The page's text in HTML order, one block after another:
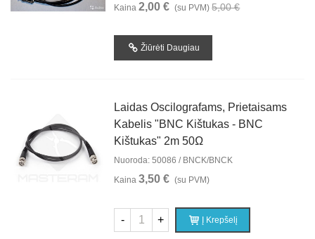
Kaina2,00 € (su PVM) 5,00 €
Žiūrėti Daugiau
Laidas Oscilografams, Prietaisams
Kabelis "BNC Kištukas - BNC
Kištukas" 2m 50Ω
Nuoroda: 50086 / BNCK/BNCK
Kaina3,50 € (su PVM)
- + Į Krepšelį